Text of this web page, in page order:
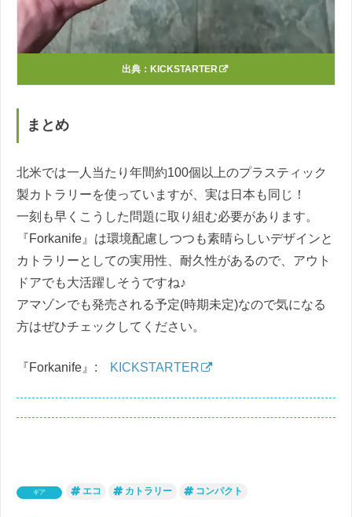
出典： KICKSTARTER
まとめ
北米では一人当たり年間約100個以上のプラスティック
製カトラリーを使っていますが、実は日本も同じ！
一刻も早くこうした問題に取り組む必要があります。
『Forkanife』は環境配慮しつつも素晴らしいデザインと
カトラリーとしての実用性、耐久性があるので、アウト
ドアでも大活躍しそうですね♪
アマゾンでも発売される予定(時期未定)なので気になる
方はぜひチェックしてください。
『Forkanife』: KICKSTARTER
ギア エコ カトラリー コンパクト